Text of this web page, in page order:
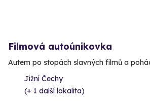
Filmová autoúnikovka
Autem po stopách slavných filmů a
Jižní Čechy
(+ 1 další lokalita)